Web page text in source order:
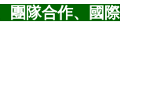
團隊合作、國際